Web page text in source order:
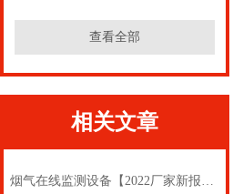
查看全部
相关文章
烟气在线监测设备【2022厂家新报价】#台风新闻